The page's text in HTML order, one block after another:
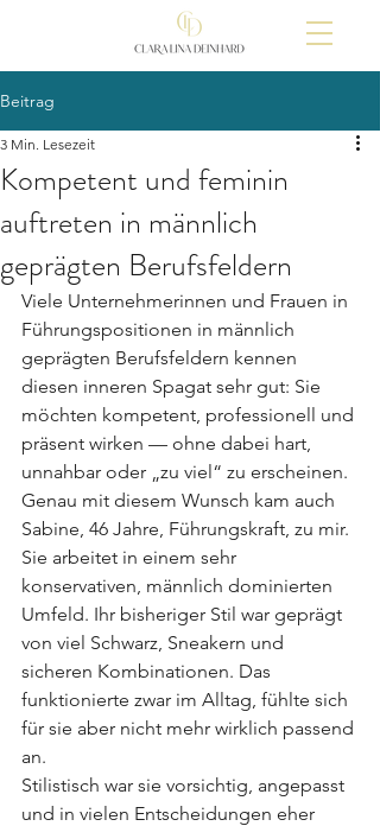
Beitrag
Kompetent und feminin
auftreten in männlich
geprägten Berufsfeldern
3 Min. Lesezeit
Viele Unternehmerinnen und Frauen in
Führungspositionen in männlich
geprägten Berufsfeldern kennen
diesen inneren Spagat sehr gut: Sie
möchten kompetent, professionell und
präsent wirken — ohne dabei hart,
unnahbar oder „zu viel“ zu erscheinen.
Genau mit diesem Wunsch kam auch
Sabine, 46 Jahre, Führungskraft, zu mir.
Sie arbeitet in einem sehr
konservativen, männlich dominierten
Umfeld. Ihr bisheriger Stil war geprägt
von viel Schwarz, Sneakern und
sicheren Kombinationen. Das
funktionierte zwar im Alltag, fühlte sich
für sie aber nicht mehr wirklich passend
an.
Stilistisch war sie vorsichtig, angepasst
und in vielen Entscheidungen eher